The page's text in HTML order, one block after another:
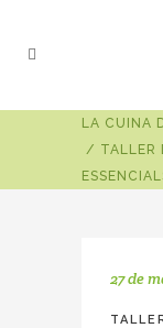
LA CUINA
/ TALLER
27 de